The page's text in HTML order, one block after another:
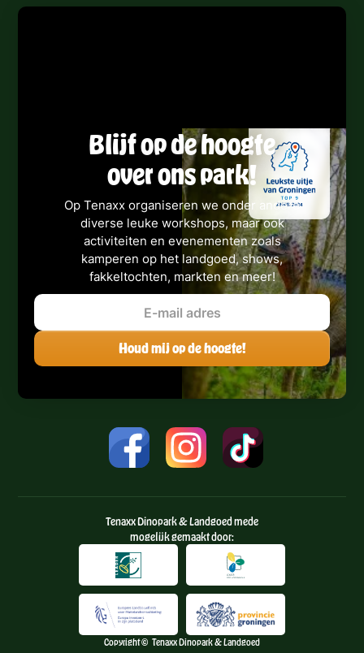
Blijf op de hoogte
over ons park!
Op Tenaxx organiseren we onder andere
diverse leuke workshops, maar ook
activiteiten en evenementen zoals
kamperen op het landgoed, shows,
fakkeltochten, markten en meer!
Copyright © Tenaxx Dinopark & Landgoed
Tenaxx Dinopark & Landgoed mede
mogelijk gemaakt door: